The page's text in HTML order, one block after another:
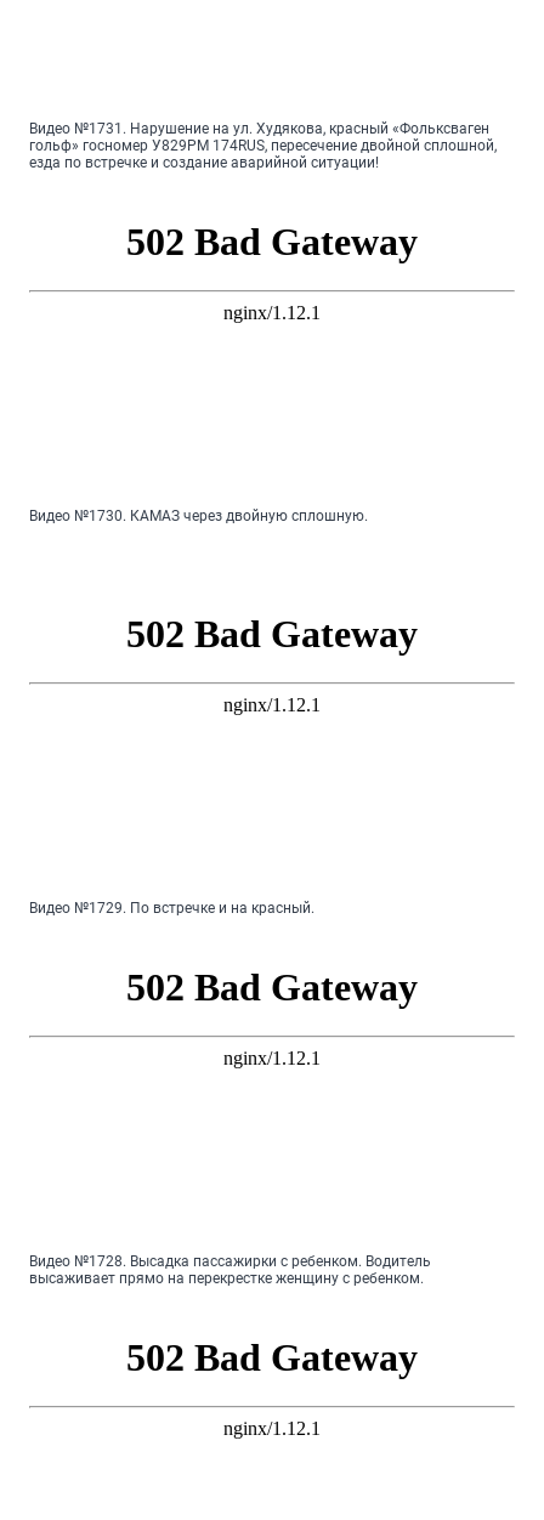
Видео №1731. Нарушение на ул. Худякова, красный «Фольксваген
гольф» госномер У829РМ 174RUS, пересечение двойной сплошной,
езда по встречке и создание аварийной ситуации!
Видео №1730. КАМАЗ через двойную сплошную.
Видео №1729. По встречке и на красный.
Видео №1728. Высадка пассажирки с ребенком. Водитель
высаживает прямо на перекрестке женщину с ребенком.